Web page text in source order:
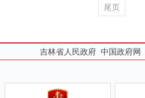
尾页
吉林省人民政府 中国政府网